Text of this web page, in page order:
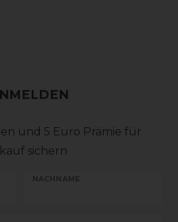
und 5 Euro Prämie für
sichern
NACHNAME